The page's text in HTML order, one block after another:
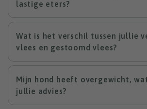
lastige eters?
Wat is het verschil tussen jullie
vlees en gestoomd vlees?
Mijn hond heeft overgewicht,
jullie advies?